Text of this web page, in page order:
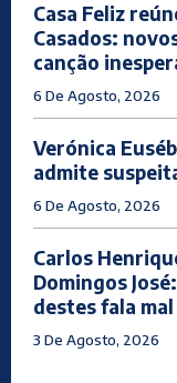
Casa Feliz
Casados:
canção
6 De Agosto, 2026
Verónica
admite
6 De Agosto, 2026
Carlos
Domingos
destes fala mal
3 De Agosto, 2026